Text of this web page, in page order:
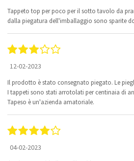
Tappeto top per poco per il sotto tavolo da
dalla piegatura dell'imballaggio sono sparite
12-02-2023
Il prodotto è stato consegnato piegato. Le
I tappeti sono stati arrotolati per centinaia di
Tapeso è un'azienda amatoriale.
04-02-2023